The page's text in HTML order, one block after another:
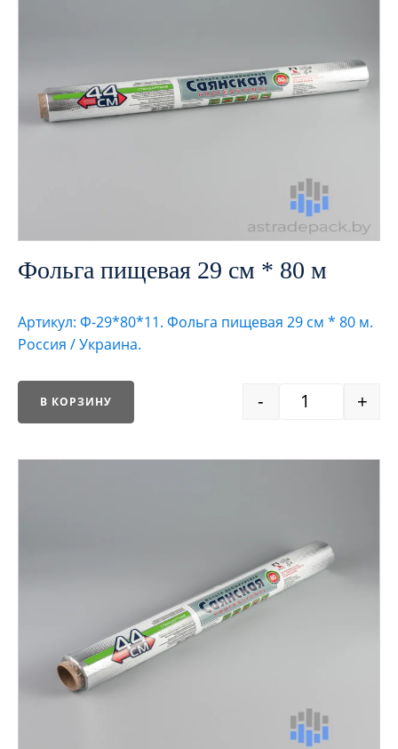
Фольга пищевая 29 см * 80 м
Артикул: Ф-29*80*11. Фольга пищевая 29 см * 80 м.
Россия / Украина.
- +
В КОРЗИНУ